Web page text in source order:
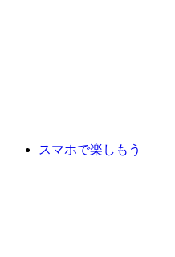
スマホで楽しもう